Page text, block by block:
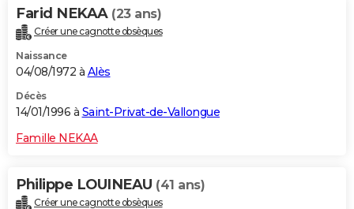
Farid NEKAA (23 ans)
Créer une cagnotte obsèques
Naissance
04/08/1972 à Alès
Décès
14/01/1996 à Saint-Privat-de-Vallongue
Famille NEKAA
Philippe LOUINEAU (41 ans)
Créer une cagnotte obsèques